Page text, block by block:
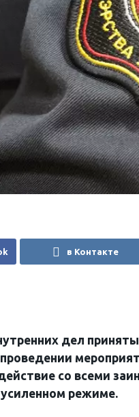
в Контакте
дел
со всеми
режиме.